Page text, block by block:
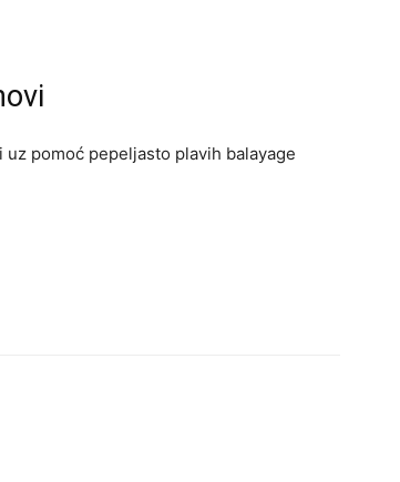
pomoć pepeljasto plavih balayage